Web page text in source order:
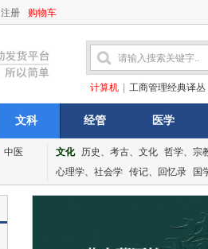
注册 购物车
计算机 工商管理经典译丛
文科 经管 医学
中医
文化 历史、考古、文化 哲学、宗
心理学、社会学 传记、回忆录 国